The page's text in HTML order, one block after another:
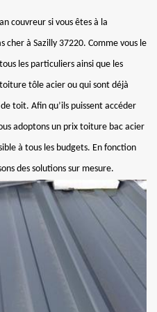
couvreur si vous êtes à la
cher à Sazilly 37220. Comme vous le
les particuliers ainsi que les
tôle acier ou qui sont déjà
toit. Afin qu’ils puissent accéder
adoptons un prix toiture bac acier
à tous les budgets. En fonction
des solutions sur mesure.